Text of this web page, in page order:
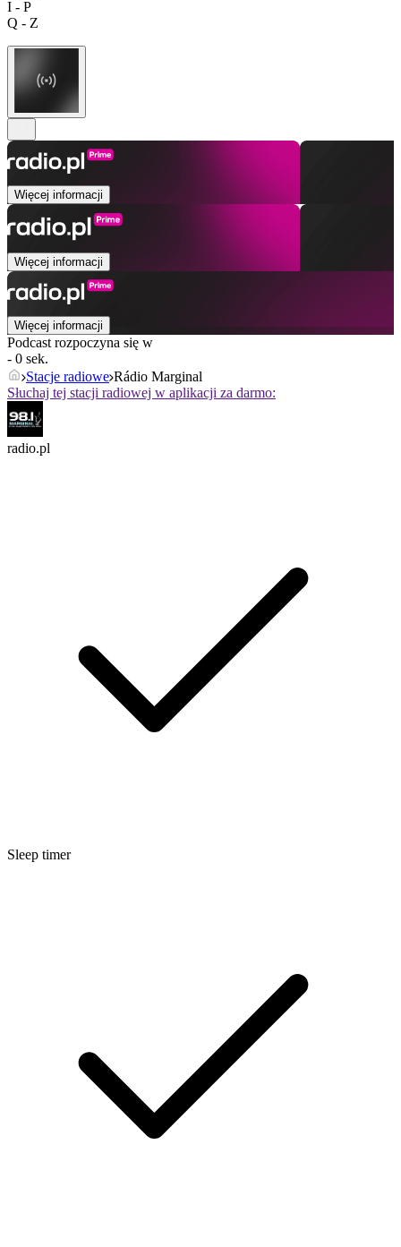
I - P
Q - Z
Więcej informacji
Więcej informacji
Więcej informacji
Podcast rozpoczyna się w
- 0 sek.
Stacje radiowe Rádio Marginal
Słuchaj tej stacji radiowej w aplikacji za darmo:
radio.pl
Sleep timer